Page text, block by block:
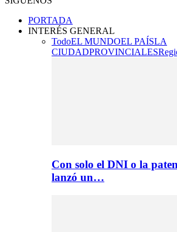
PORTADA
INTERÉS GENERAL
TodoEL MUNDOEL PAÍSLA
CIUDADPROVINCIALES
Con solo el DNI o la
lanzó un…